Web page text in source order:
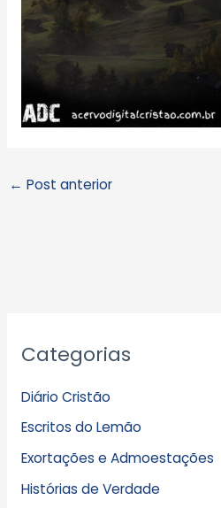
← Post anterior
Categorias
Diário Cristão
Escritos do Lemão
Exortações e Admoestações
Histórias de Verdade
r
i
v
o